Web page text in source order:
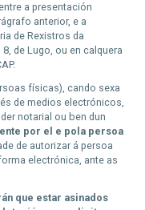
a presentación
anterior, e a
de Rexistros da
de Lugo, ou en calquera
físicas), cando sexa
de medios electrónicos,
notarial ou ben dun
por el e pola persoa
de autorizar á persoa
electrónica, ante as
que estar asinados